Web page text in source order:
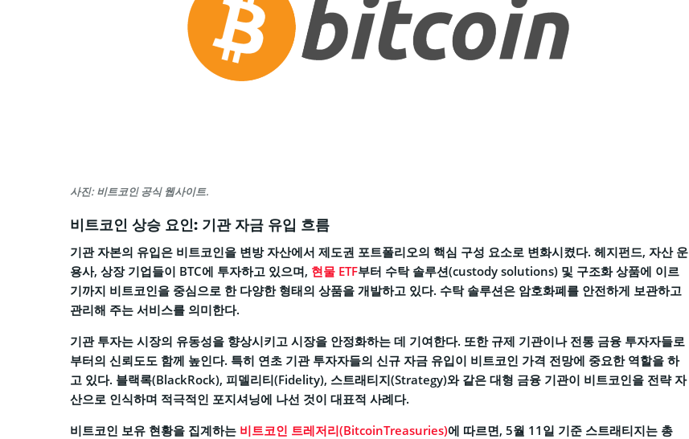
사진: 비트코인 공식 웹사이트.
비트코인 상승 요인: 기관 자금 유입 흐름
기관 자본의 유입은 비트코인을 변방 자산에서 제도권 포트폴리오의 핵심 구성 요소로 변화시켰다. 헤지펀드, 자산 운
용사, 상장 기업들이 BTC에 투자하고 있으며, 현물 ETF부터 수탁 솔루션(custody solutions) 및 구조화 상품에 이르
기까지 비트코인을 중심으로 한 다양한 형태의 상품을 개발하고 있다. 수탁 솔루션은 암호화폐를 안전하게 보관하고
관리해 주는 서비스를 의미한다.
기관 투자는 시장의 유동성을 향상시키고 시장을 안정화하는 데 기여한다. 또한 규제 기관이나 전통 금융 투자자들로
부터의 신뢰도도 함께 높인다. 특히 연초 기관 투자자들의 신규 자금 유입이 비트코인 가격 전망에 중요한 역할을 하
고 있다. 블랙록(BlackRock), 피델리티(Fidelity), 스트래티지(Strategy)와 같은 대형 금융 기관이 비트코인을 전략 자
산으로 인식하며 적극적인 포지셔닝에 나선 것이 대표적 사례다.
비트코인 보유 현황을 집계하는 비트코인 트레저리(BitcoinTreasuries)에 따르면, 5월 11일 기준 스트래티지는 총